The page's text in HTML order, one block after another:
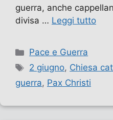
guerra, anche
divisa … Leggi tutto
Categorie
Pace e Guerra
Tag
2 giugno, Chiesa
guerra, Pax Christi